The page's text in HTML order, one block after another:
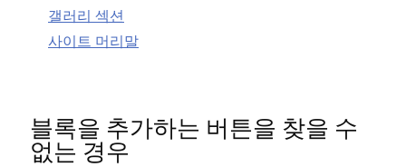
갤러리 섹션
사이트 머리말
블록을 추가하는 버튼을 찾을 수
없는 경우